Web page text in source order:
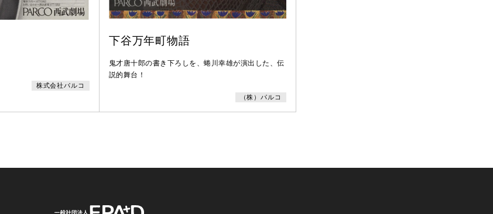
株式会社パルコ
下谷万年町物語
鬼才唐十郎の書き下ろしを、蜷川幸雄が演出した、伝
説的舞台！
（株）パルコ